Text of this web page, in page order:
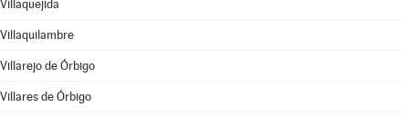
Villaquejida
Villaquilambre
Villarejo de Órbigo
Villares de Órbigo